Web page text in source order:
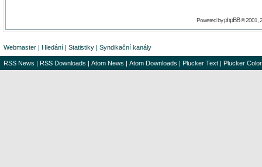
Powered byphpBB© 2001,
Webmaster | Hledání | Statistiky | Syndikační kanály
RSS News | RSS Downloads | Atom News | Atom Downloads | Plucker Text | Plucker Color